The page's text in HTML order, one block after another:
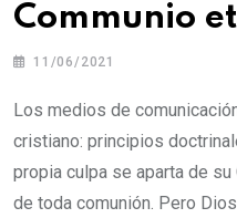
Communio
11/06/2021
Los medios de
cristiano: principios
propia culpa se aparta de
de toda comunión. Pero